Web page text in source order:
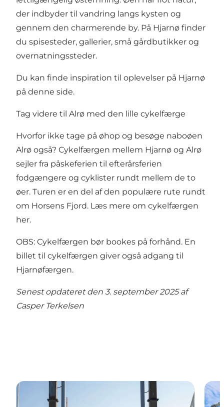
der indbyder til vandring langs kysten og
gennem den charmerende by. På Hjarnø finder
du spisesteder, gallerier, små gårdbutikker og
overnatningssteder.
Du kan finde inspiration til oplevelser på Hjarnø
på denne side.
Tag videre til Alrø med den lille cykelfærge
Hvorfor ikke tage på øhop og besøge naboøen
Alrø også? Cykelfærgen mellem Hjarnø og Alrø
sejler fra påskeferien til efterårsferien
fodgængere og cyklister rundt mellem de to
øer. Turen er en del af den populære rute rundt
om Horsens Fjord. Læs mere om cykelfærgen
her.
OBS: Cykelfærgen bør bookes på forhånd. En
billet til cykelfærgen giver også adgang til
Hjarnøfærgen.
Senest opdateret den 3. september 2025 af
Casper Terkelsen